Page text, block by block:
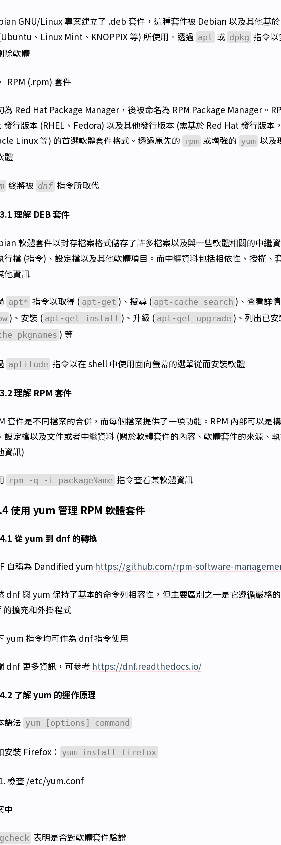
GNU/Linux 專案建立了 .deb 套件，這種套件被 Debian 以及其他基
、Linux Mint、KNOPPIX 等) 所使用。透過 apt 或 dpkg 指令以
除軟體
RPM (.rpm) 套件
為 Red Hat Package Manager，後被命名為 RPM Package Manager。
發行版本 (RHEL、Fedora) 以及其他發行版本 (需基於 Red Hat 發行版本
Linux 等) 的首選軟體套件格式。透過原先的 rpm 或增強的 yum 以及
體
終將被 dnf 指令所取代
理解 DEB 套件
軟體套件以封存檔案格式儲存了許多檔案以及與一些軟體相關的中繼
行檔 (指令)、設定檔以及其他軟體項目。而中繼資料包括相依性、授權、
他資訊
apt* 指令以取得 ( apt-get )、搜尋 ( apt-cache search )、查看詳
)、安裝 ( apt-get install )、升級 ( apt-get upgrade )、列出已
pkgnames ) 等
aptitude 指令以在 shell 中使用面向螢幕的選單從而安裝軟體
理解 RPM 套件
套件是不同檔案的合併，而每個檔案提供了一項功能。RPM 內部可以是
設定檔以及文件或者中繼資料 (關於軟體套件的內容、軟體套件的來源、
資訊)
rpm -q -i packageName 指令查看某軟體資訊
使用 yum 管理 RPM 軟體套件
從 yum 到 dnf 的轉換
自稱為 Dandified yum https://github.com/rpm-software-
dnf 與 yum 保持了基本的命令列相容性，但主要區別之一是它遵循嚴格
的擴充和外掛程式
yum 指令均可作為 dnf 指令使用
dnf 更多資訊，可參考 https://dnf.readthedocs.io/
了解 yum 的運作原理
語法 yum [options] command
安裝 Firefox： yum install firefox
檢查 /etc/yum.conf
中
表明是否對軟體套件驗證